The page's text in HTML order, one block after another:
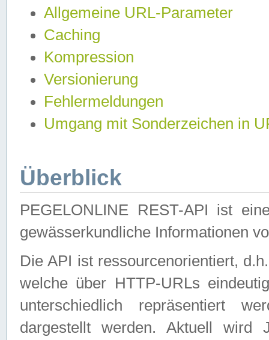
Allgemeine URL-Parameter
Caching
Kompression
Versionierung
Fehlermeldungen
Umgang mit Sonderzeichen in
Überblick
PEGELONLINE REST-API ist
gewässerkundliche Informationen
Die API ist ressourcenorientiert,
welche über HTTP-URLs
unterschiedlich repräsentiert
dargestellt werden. Aktuell wird